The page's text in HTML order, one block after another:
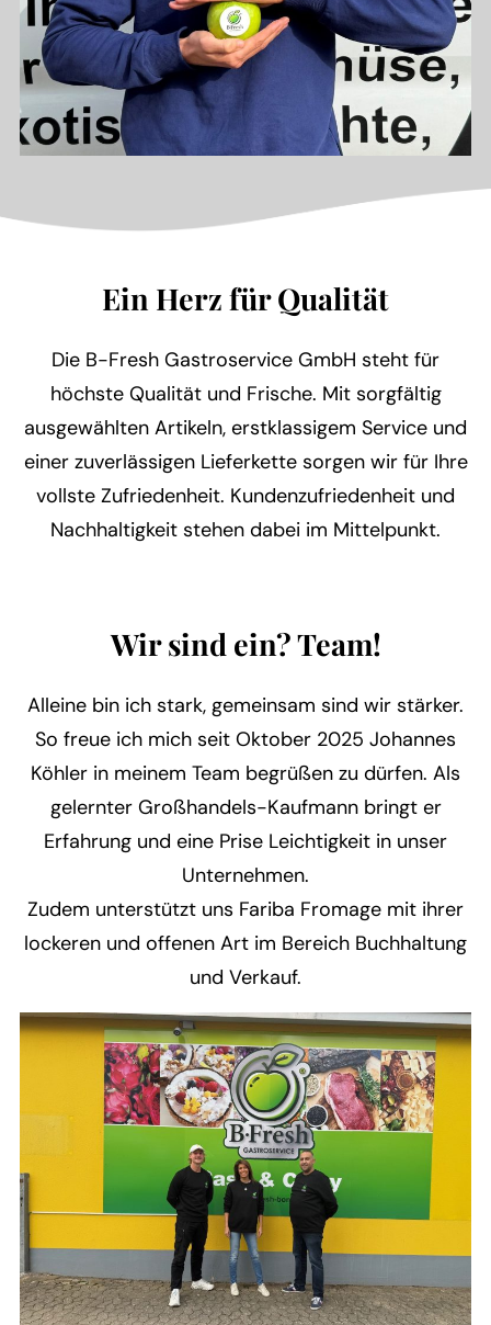
Ein Herz für Qualität
Die B-Fresh Gastroservice GmbH steht für
höchste Qualität und Frische. Mit sorgfältig
ausgewählten Artikeln, erstklassigem Service und
einer zuverlässigen Lieferkette sorgen wir für Ihre
vollste Zufriedenheit. Kundenzufriedenheit und
Nachhaltigkeit stehen dabei im Mittelpunkt.
Wir sind ein? Team!
Alleine bin ich stark, gemeinsam sind wir stärker.
So freue ich mich seit Oktober 2025 Johannes
Köhler in meinem Team begrüßen zu dürfen. Als
gelernter Großhandels-Kaufmann bringt er
Erfahrung und eine Prise Leichtigkeit in unser
Unternehmen.
Zudem unterstützt uns Fariba Fromage mit ihrer
lockeren und offenen Art im Bereich Buchhaltung
und Verkauf.